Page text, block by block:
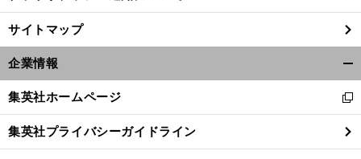
サイトマップ
企業情報
閉
る
集英社ホームページ
新
し
い
ウ
集英社プライバシーガイドライン